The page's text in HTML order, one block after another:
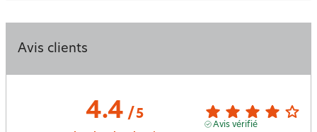
Avis clients
4.4/ 5
Avis vérifié